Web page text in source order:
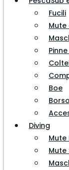
Fucili
Mute
Boe
Diving
Mute
Mute